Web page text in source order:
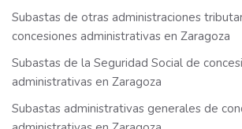
Subastas de otras administraciones
concesiones administrativas en Zaragoza
Subastas de la Seguridad Social de
administrativas en Zaragoza
Subastas administrativas generales de